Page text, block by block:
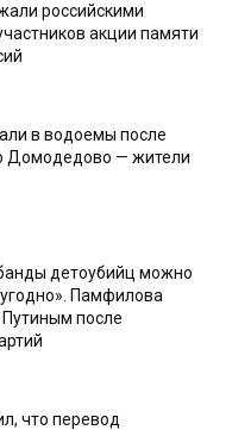
российскими
акции памяти
в водоемы после
Домодедово — жители
детоубийц можно
Памфилова
Путиным после
что перевод